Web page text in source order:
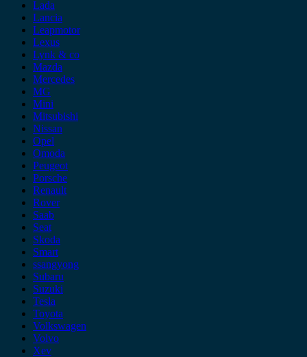
Lada
Lancia
Leapmotor
Lexus
Lynk & co
Mazda
Mercedes
MG
Mini
Mitsubishi
Nissan
Opel
Omoda
Peugeot
Porsche
Renault
Rover
Saab
Seat
Skoda
Smart
ssangyong
Subaru
Suzuki
Tesla
Toyota
Volkswagen
Volvo
Xev